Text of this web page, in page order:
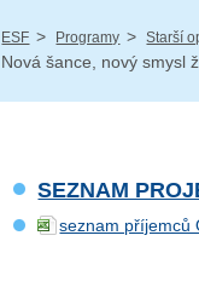
ESF / Programy / Starší
Nová šance, nový smysl
SEZNAM
seznam příjemců